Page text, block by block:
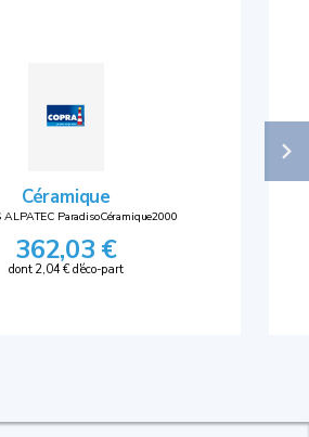
Céramique
ParadisoCéramique2000
362,03 €
dont 2,04 € d'éco-part